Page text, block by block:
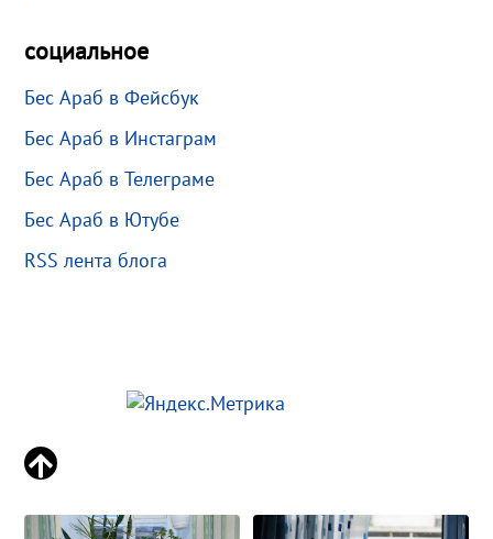
социальное
Бес Араб в Фейсбук
Бес Араб в Инстаграм
Бес Араб в Телеграме
Бес Араб в Ютубе
RSS лента блога